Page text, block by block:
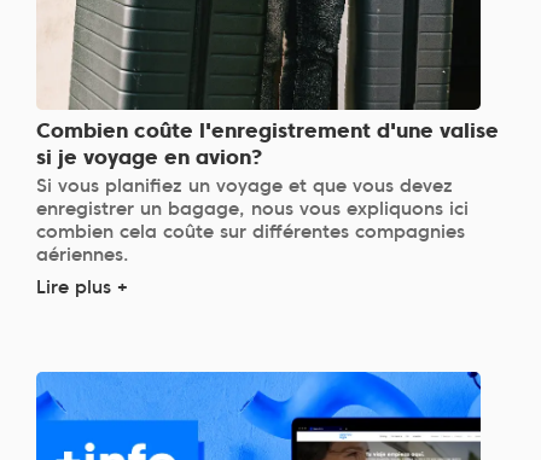
Combien coûte l'enregistrement d'une valise
si je voyage en avion?
Si vous planifiez un voyage et que vous devez
enregistrer un bagage, nous vous expliquons ici
combien cela coûte sur différentes compagnies
aériennes.
Lire plus +